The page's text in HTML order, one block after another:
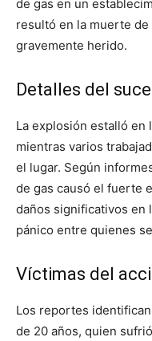
de gas en un
resultó en la muerte
gravemente herido.
Detalles del
La explosión estalló en
mientras varios
el lugar. Según
de gas causó el fuerte
daños significativos en
pánico entre quienes
Víctimas del
Los reportes
de 20 años, quien